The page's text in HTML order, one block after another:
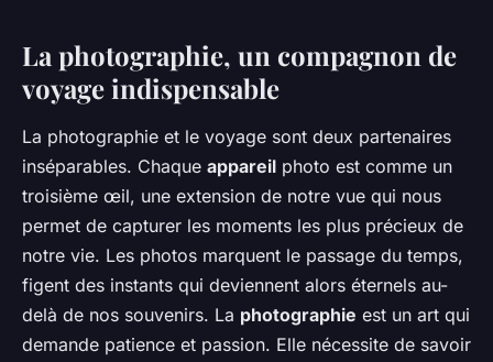
La photographie, un compagnon de
voyage indispensable
La photographie et le voyage sont deux partenaires
inséparables. Chaque appareil photo est comme un
troisième œil, une extension de notre vue qui nous
permet de capturer les moments les plus précieux de
notre vie. Les photos marquent le passage du temps,
figent des instants qui deviennent alors éternels au-
delà de nos souvenirs. La photographie est un art qui
demande patience et passion. Elle nécessite de savoir